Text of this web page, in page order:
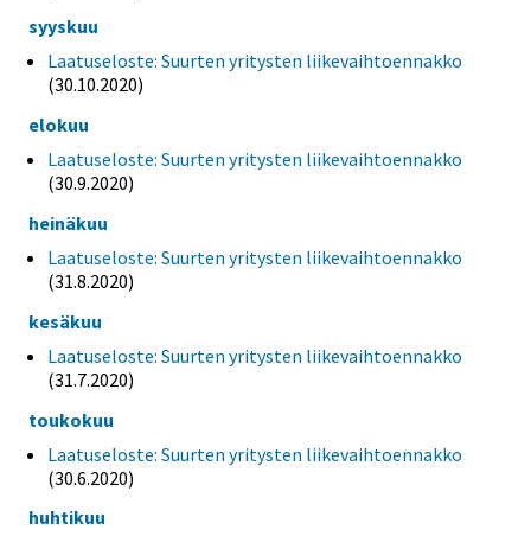
syyskuu
Laatuseloste: Suurten yritysten liikevaihtoennakko
(30.10.2020)
elokuu
Laatuseloste: Suurten yritysten liikevaihtoennakko
(30.9.2020)
heinäkuu
Laatuseloste: Suurten yritysten liikevaihtoennakko
(31.8.2020)
kesäkuu
Laatuseloste: Suurten yritysten liikevaihtoennakko
(31.7.2020)
toukokuu
Laatuseloste: Suurten yritysten liikevaihtoennakko
(30.6.2020)
huhtikuu